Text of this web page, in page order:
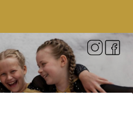
Sivuston etusivulle